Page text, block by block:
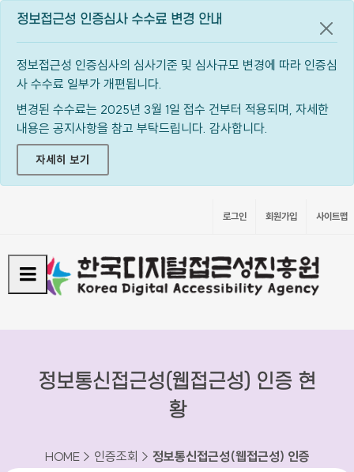
정보접근성 인증심사 수수료 변경 안내
정보접근성 인증심사의 심사기준 및 심사규모 변경에 따라 인증심
사 수수료 일부가 개편됩니다.
변경된 수수료는 2025년 3월 1일 접수 건부터 적용되며, 자세한
내용은 공지사항을 참고 부탁드립니다. 감사합니다.
자세히 보기
공지
로그인 회원가입 사이트맵
정보통신접근성(웹접근성) 인증 현
황
HOME > 인증조회 > 정보통신접근성(웹접근성) 인증